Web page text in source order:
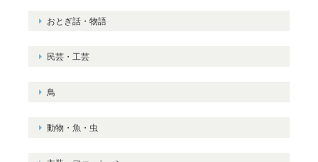
おとぎ話・物語
民芸・工芸
鳥
動物・魚・虫